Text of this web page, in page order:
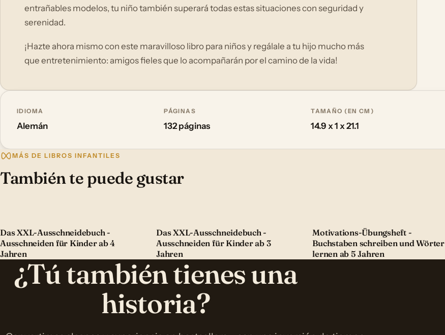
entrañables modelos, tu niño también superará todas estas situaciones con seguridad y
serenidad.
¡Hazte ahora mismo con este maravilloso libro para niños y regálale a tu hijo mucho más
que entretenimiento: amigos fieles que lo acompañarán por el camino de la vida!
IDIOMA
Alemán
PÁGINAS
132 páginas
TAMAÑO (EN CM)
14.9 x 1 x 21.1
MÁS DE LIBROS INFANTILES
También te puede gustar
Das XXL-Ausschneidebuch -
Ausschneiden für Kinder ab 4
Jahren
Das XXL-Ausschneidebuch -
Ausschneiden für Kinder ab 3
Jahren
Motivations-Übungsheft -
Buchstaben schreiben und Wörter
lernen ab 5 Jahren
¿Tú también tienes una
historia?